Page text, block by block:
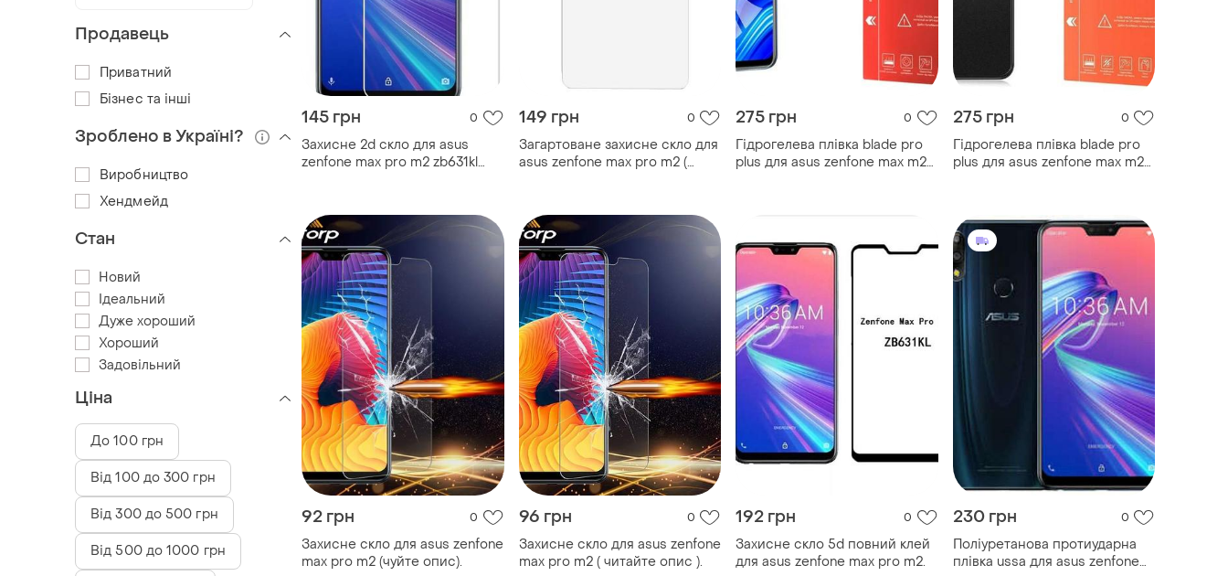
145 грн 0
Захисне 2d скло для asus
zenfone max pro m2 zb631kl
149 грн 0
Загартоване захисне скло для
asus zenfone max pro m2 (
275 грн 0
Гідрогелева плівка blade pro
plus для asus zenfone max m2
275 грн 0
Гідрогелева плівка blade pro
plus для asus zenfone max m2
92 грн 0
Захисне скло для asus zenfone
max pro m2 (чуйте опис).
96 грн 0
Захисне скло для asus zenfone
max pro m2 ( читайте опис ).
192 грн 0
Захисне скло 5d повний клей
для asus zenfone max pro m2.
230 грн 0
Поліуретанова протиударна
плівка ussa для asus zenfone
Продавець
Приватний
Бізнес та інші
Зроблено в Україні?
Виробництво
Хендмейд
Стан
Новий
Ідеальний
Дуже хороший
Хороший
Задовільний
Ціна
До 100 грн
Від 100 до 300 грн
Від 300 до 500 грн
Від 500 до 1000 грн